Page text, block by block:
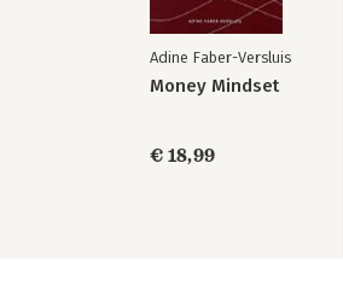
Adine Faber-Versluis
Money Mindset
€ 18,99